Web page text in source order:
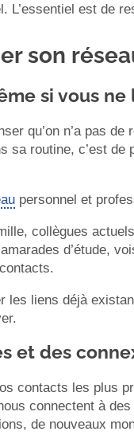
L’essentiel est de
son
si vous
qu’on n’a pas
sa routine, c’est de
personnel et
collègues
d’étude,
liens déjà
et des
contacts les plus
connectent à
de nouveaux